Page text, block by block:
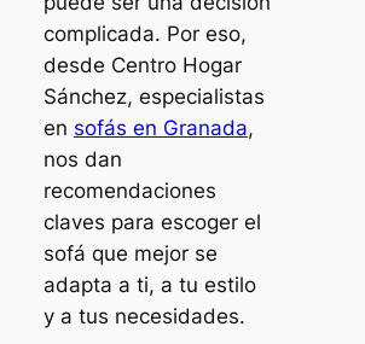
complicada. Por eso,
desde Centro Hogar
Sánchez, especialistas
en sofás en Granada,
nos dan
recomendaciones
claves para escoger el
sofá que mejor se
adapta a ti, a tu estilo
y a tus necesidades.